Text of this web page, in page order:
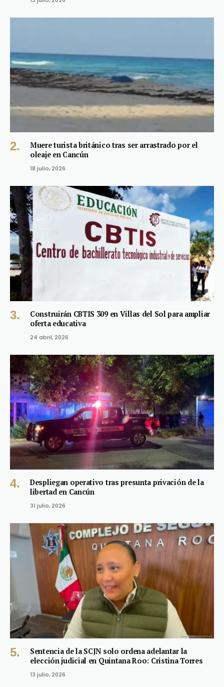
Muere turista británico tras ser arrastrado por el
oleaje en Cancún
18 julio, 2026
Construirán CBTIS 309 en Villas del Sol para ampliar
oferta educativa
24 abril, 2026
Despliegan operativo tras presunta privación de la
libertad en Cancún
31 julio, 2026
Sentencia de la SCJN solo ordena adelantar la
elección judicial en Quintana Roo: Cristina Torres
13 julio, 2026